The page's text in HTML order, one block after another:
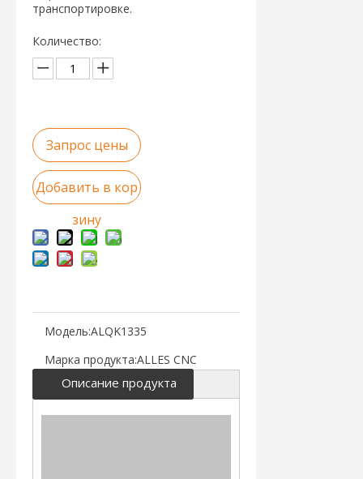
транспортировке.
Количество:
Запрос цены
Добавить в кор
зину
Модель:ALQK1335
Марка продукта:ALLES CNC
Описание продукта